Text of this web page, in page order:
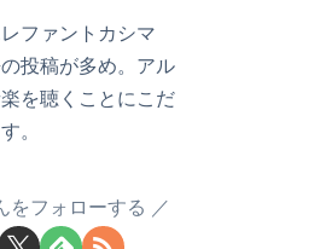
ファントカシマ
投稿が多め。アル
を聴くことにこだ
。
をフォローする